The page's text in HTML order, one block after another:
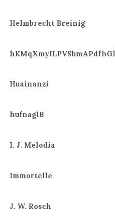
Helmbrecht Breinig
hKMqXmyILPVSbmAPdfhGl
Huainanzi
hufnaglB
I. J. Melodia
Immortelle
J. W. Rosch